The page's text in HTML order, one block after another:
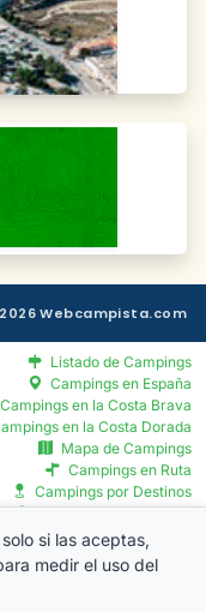
Webcampista.com
Listado de Campings
Campings en España
Campings en la Costa Brava
en la Costa Dorada
Mapa de Campings
Campings en Ruta
Campings por Destinos
Servicios por Provincia
si las aceptas,
medir el uso del